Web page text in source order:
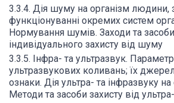
3.3.4. Дія шуму на організм людини,
функціонуванні окремих систем
Нормування шумів. Заходи та
індивідуального захисту від шуму
3.3.5. Інфра- та ультразвук.
ультразвукових коливань; їх
ознаки. Дія ультра- та інфразвуку
Методи та засоби захисту від